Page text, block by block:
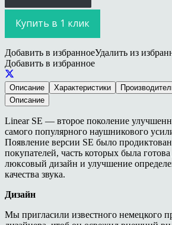
Купить в 1 клик
Добавить в избранноеУдалить из
Добавить в избранное
Описание Характеристики
Описание
Linear SE — второе поколение
самого популярного наушникового
Появление версии SE было
покупателей, часть которых была готова
люксовый дизайн и улучшение
качества звука.
Дизайн
Мы пригласили известного немецкого